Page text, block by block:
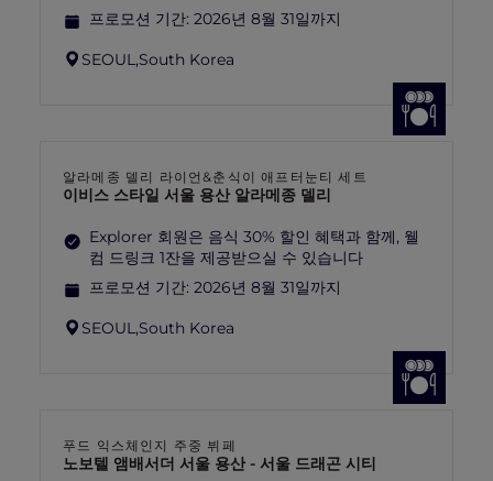
프로모션 기간: 2026년 8월 31일까지
SEOUL,South Korea
알라메종 델리 라이언&춘식이 애프터눈티 세트
이비스 스타일 서울 용산 알라메종 델리
Explorer 회원은 음식 30% 할인 혜택과 함께, 웰
컴 드링크 1잔을 제공받으실 수 있습니다
프로모션 기간: 2026년 8월 31일까지
SEOUL,South Korea
푸드 익스체인지 주중 뷔페
노보텔 앰배서더 서울 용산 - 서울 드래곤 시티